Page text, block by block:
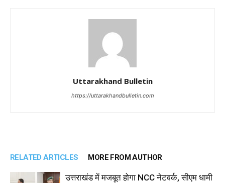
Uttarakhand Bulletin
https://uttarakhandbulletin.com
RELATED ARTICLES MORE FROM AUTHOR
उत्तराखंड में मजबूत होगा NCC नेटवर्क, सीएम धामी